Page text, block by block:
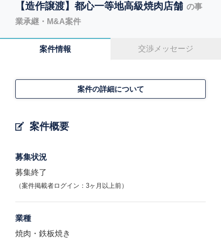
【造作譲渡】都心一等地高級焼肉店舗 の事
業承継・M&A案件
案件情報 交渉メッセージ
案件概要
案件の詳細について
募集状況
募集終了
（案件掲載者ログイン：3ヶ月以上前）
業種
焼肉・鉄板焼き